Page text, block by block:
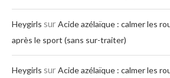
Heygirls surAcide azélaïque : calmer les
après le sport (sans sur-traiter)
Heygirls surAcide azélaïque : calmer les